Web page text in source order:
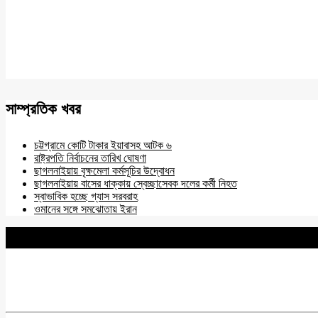
সাম্প্রতিক খবর
চট্টগ্রামে কোটি টাকার ইয়াবাসহ আটক ৬
রাষ্ট্রপতি নির্বাচনের তারিখ ঘোষণা
ছাগলনাইয়ায় বৃক্ষমেলা কর্মসূচির উদ্বোধন
ছাগলনাইয়ায় বাসের ধাক্কায় স্বেচ্ছাসেবক দলের কর্মী নিহত
স্বাভাবিক হচ্ছে গ্যাস সরবরাহ
ওমানের সঙ্গে সমঝোতায় ইরান